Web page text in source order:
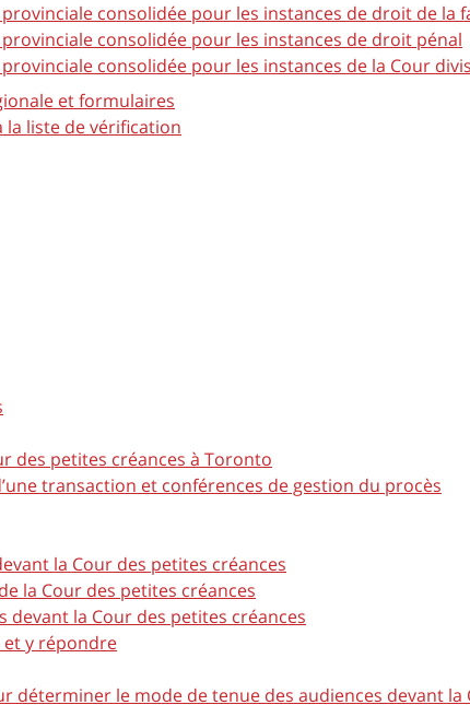
consolidée pour les instances de droit de la
consolidée pour les instances de droit pénal
consolidée pour les instances de la Cour
et formulaires
la liste de vérification
des petites créances à Toronto
transaction et conférences de gestion du procès
la Cour des petites créances
la Cour des petites créances
devant la Cour des petites créances
y répondre
déterminer le mode de tenue des audiences devant la